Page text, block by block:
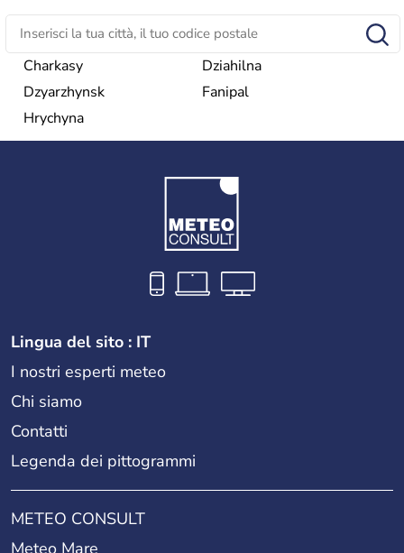
Charkasy
Dziahilna
Dzyarzhynsk
Fanipal
Hrychyna
Lingua del sito : IT
I nostri esperti meteo
Chi siamo
Contatti
Legenda dei pittogrammi
METEO CONSULT